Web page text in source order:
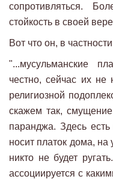
сопротивляться.
стойкость в своей
Вот что он, в
"...мусульманские
честно, сейчас их не
религиозной
скажем так,
паранджа. Здесь
носит платок дома, на
никто не будет
ассоциируется с